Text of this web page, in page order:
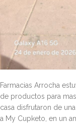
Farmacias Arrocha
de productos para
casa disfrutaron de
a My Cupketo, en un